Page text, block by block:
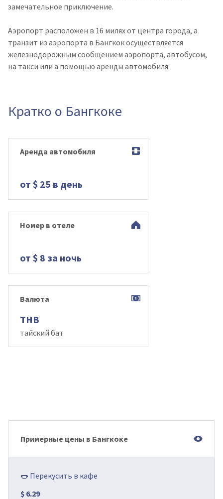
замечательное приключение.
Аэропорт расположен в 16 милях от центра города, а
транзит из аэропорта в Бангкок осуществляется
железнодорожным сообщением аэропорта, автобусом,
на такси или а помощью аренды автомобиля.
Кратко о Бангкоке
Аренда автомобиля
от $ 25 в день
Номер в отеле
от $ 8 за ночь
Валюта
THB
тайский бат
Примерные цены в Бангкоке
🌭 Перекусить в кафе
$ 6.29